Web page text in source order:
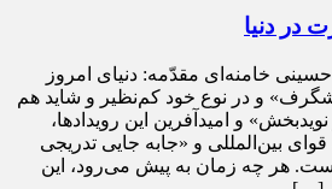
در دنیا
خامنه‌ای مقدّمه: دنیای امروز
شگرف» و در نوع خود كم‌نظیر و شاید هم
و امیدآفرین این رویدادها،
قوای بین‌المللی و «جابه جایی تدریجی
هر چه زمان به پیش می‌رود، این